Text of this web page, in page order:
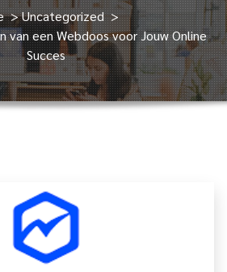
>Uncategorized>
van een Webdoos voor Jouw Online
Succes